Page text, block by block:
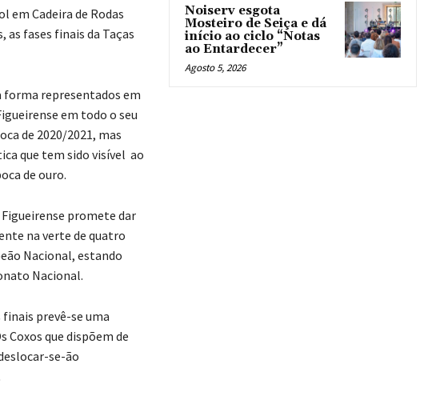
em Cadeira de Rodas
as fases finais da Taças
forma representados em
em todo o seu
de 2020/2021, mas
que tem sido visível ao
de ouro.
promete dar
na verte de quatro
Nacional, estando
Nacional.
prevê-se uma
Coxos que dispõem de
se-ão
Noiserv esgota
Mosteiro de Seiça e dá
início ao ciclo “Notas
ao Entardecer”
Agosto 5, 2026